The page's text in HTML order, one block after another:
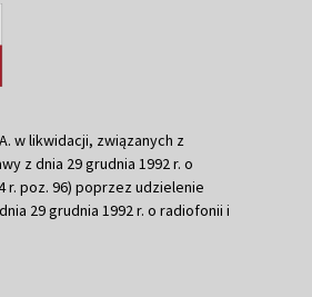
w likwidacji, związanych z
z dnia 29 grudnia 1992 r. o
r. poz. 96) poprzez udzielenie
29 grudnia 1992 r. o radiofonii i